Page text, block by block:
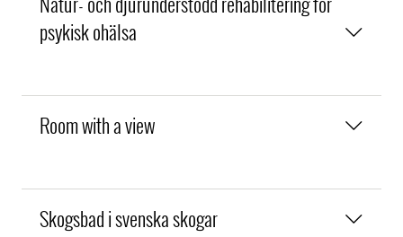
psykisk ohälsa
Room with a view
Skogsbad i svenska skogar